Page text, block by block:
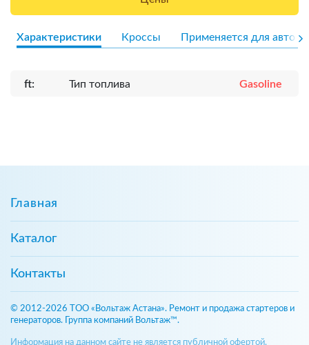
Характеристики Кроссы Применяется для авто
ft: Тип топлива Gasoline
Главная
Каталог
Контакты
© 2012-2026 ТОО «Вольтаж Астана». Ремонт и продажа стартеров и
генераторов. Группа компаний Вольтаж™.
Информация на данном сайте не является публичной офертой,